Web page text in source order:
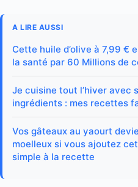
A LIRE AUSSI
Cette huile d’olive à 7,99 €
la santé par 60 Millions de
Je cuisine tout l’hiver avec
ingrédients : mes recettes
Vos gâteaux au yaourt
moelleux si vous ajoutez
simple à la recette